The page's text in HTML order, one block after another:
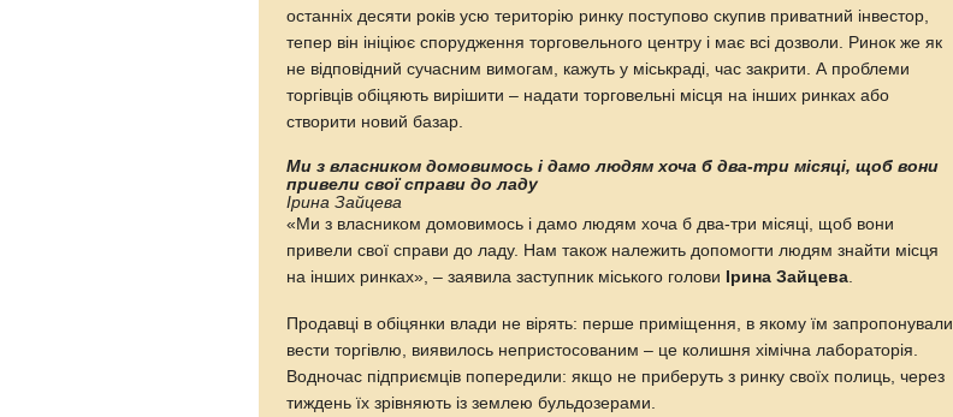
останніх десяти років усю територію ринку поступово скупив приватний інвестор,
тепер він ініціює спорудження торговельного центру і має всі дозволи. Ринок же як
не відповідний сучасним вимогам, кажуть у міськраді, час закрити. А проблеми
торгівців обіцяють вирішити – надати торговельні місця на інших ринках або
створити новий базар.
Ми з власником домовимось і дамо людям хоча б два-три місяці, щоб вони
привели свої справи до ладу
Ірина Зайцева
«Ми з власником домовимось і дамо людям хоча б два-три місяці, щоб вони
привели свої справи до ладу. Нам також належить допомогти людям знайти місця
на інших ринках», – заявила заступник міського голови Ірина Зайцева
Продавці в обіцянки влади не вірять: перше приміщення, в якому їм запропонували
вести торгівлю, виявилось непристосованим – це колишня хімічна лабораторія.
Водночас підприємців попередили: якщо не приберуть з ринку своїх полиць, через
тиждень їх зрівняють із землею бульдозерами.